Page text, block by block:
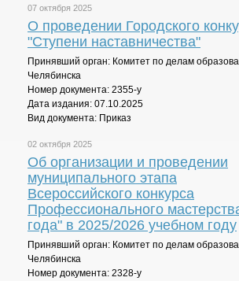
07 октября 2025
О проведении Городского
"Ступени наставничества"
Принявший орган: Комитет по делам
Челябинска
Номер документа: 2355-у
Дата издания: 07.10.2025
Вид документа: Приказ
02 октября 2025
Об организации и проведении
муниципального этапа
Всероссийского конкурса
Профессионального
года" в 2025/2026 учебном году
Принявший орган: Комитет по делам
Челябинска
Номер документа: 2328-у